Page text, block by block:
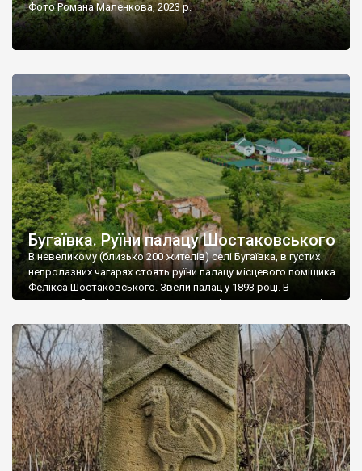
Фото Романа Маленкова, 2023 р.
Бугаївка. Руїни палацу Шостаковського
В невеликому (близько 200 жителів) селі Бугаївка, в густих
непролазних чагарях стоять руїни палацу місцевого поміщика
Фелікса Шостаковського. Звели палац у 1893 році. В
радянський період у ньому спочатку містилася школа, потім
століття тут розмістили туберкульозну лікарню. Коли із
палацу виїхала лікарня – ми точно не […]